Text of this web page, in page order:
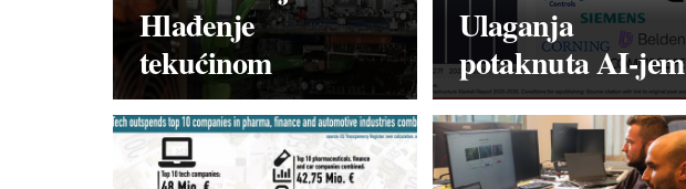
Hlađenje
tekućinom
Ulaganja
potaknuta AI-jem